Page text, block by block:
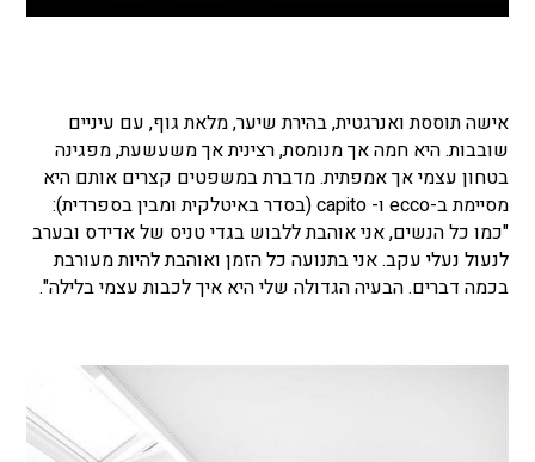
אישה תוססת ואנרגטית, בהירת שיער, מלאת גוף, עם עיניים
שובבות. היא חמה אך מנומסת, רצינית אך משעשעת, מפגינה
בטחון עצמי אך אמפתית. מדברת במשפטים קצרים אותם היא
מסיימת ב-ecco ו- capito (בסדר באיטלקית ומבין בספרדית):
"כמו כל הנשים, אני אוהבת ללבוש בגדי טניס של אדידס ובערב
לנעול נעלי עקב. אני בתנועה כל הזמן ואוהבת להיות מעורבת
בכמה דברים. הבעיה הגדולה שלי היא איך לכבות עצמי בלילה".